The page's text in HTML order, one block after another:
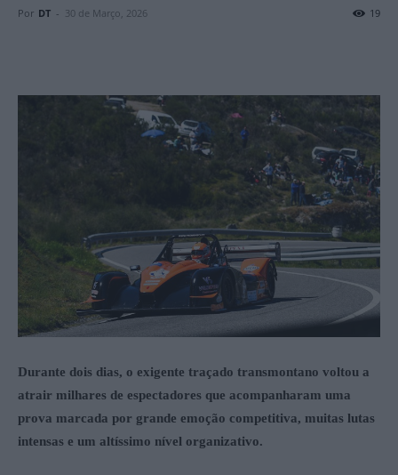
Por DT - 30 de Março, 2026 19
Durante dois dias, o exigente traçado transmontano voltou a
atrair milhares de espectadores que acompanharam uma
prova marcada por grande emoção competitiva, muitas lutas
intensas e um altíssimo nível organizativo.